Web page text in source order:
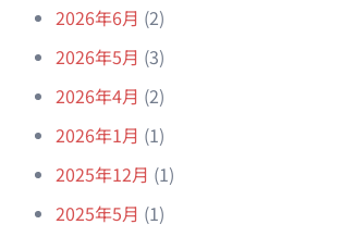
2026年6月 (2)
2026年5月 (3)
2026年4月 (2)
2026年1月 (1)
2025年12月 (1)
2025年5月 (1)